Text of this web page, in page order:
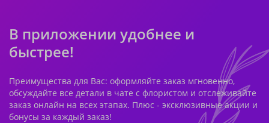
В приложении удобнее и
быстрее!
Преимущества для Вас: оформляйте заказ мгновенно,
обсуждайте все детали в чате с флористом и отслеживайте
заказ онлайн на всех этапах. Плюс - эксклюзивные акции и
бонусы за каждый заказ!